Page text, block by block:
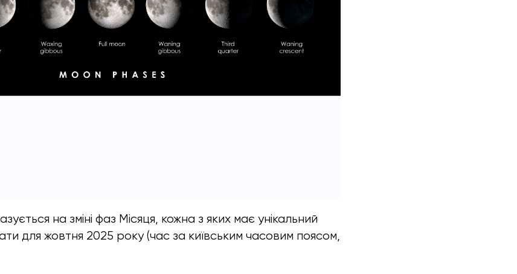
на зміні фаз Місяця, кожна з яких має унікальний
для жовтня 2025 року (час за київським часовим поясом,